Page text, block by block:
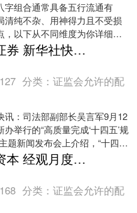
字组合通常具备五行流通有
清纯不杂、用神得力且不受损
，以下从不同维度为你详细介
流通有情 五行连续相生：八字
够依次相生，形....
嘉理证券 新华社快讯：“十四五”期间，全国人民调解组织共调解纠纷7900多万件
127 分类：证监会允许的配
讯：司法部副部长吴言军9月12
办举行的“高质量完成‘十四五’规
题新闻发布会上介绍，“十四
全国人民调解组织共调解纠纷
漢崋资本 经观月度观察经济继续修复筑底 消费和投资仍需加力
168 分类：证监会允许的配